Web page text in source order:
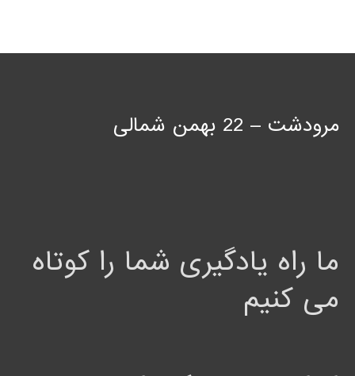
مرودشت – 22 بهمن شمالی
ما راه یادگیری شما را کوتاه
می کنیم